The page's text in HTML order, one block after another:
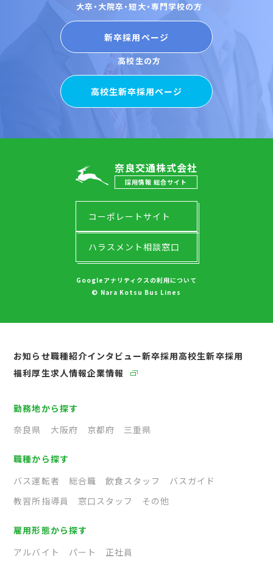
大卒・大院卒・短大・専門学校の方
新卒採用ページ
高校生の方
高校生新卒採用ページ
奈良交通株式会社
採用情報 総合サイト
コーポレートサイト
ハラスメント相談窓口
Googleアナリティクスの利用について
© Nara Kotsu Bus Lines
お知らせ職種紹介インタビュー新卒採用高校生新卒採用
福利厚生求人情報企業情報
勤務地から探す
奈良県
大阪府 京都府 三重県
職種から探す
バス運転者
総合職 飲食スタッフ
バスガイド
教習所指導員
窓口スタッフ その他
雇用形態から探す
アルバイト
パート 正社員